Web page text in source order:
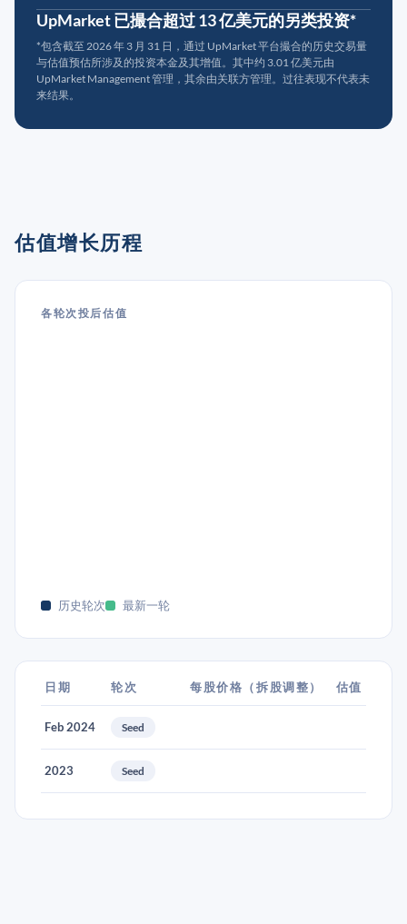
UpMarket 已撮合超过 13 亿美元的另类投资*
*包含截至 2026 年 3 月 31 日，通过 UpMarket 平台撮合的历史交易量
与估值预估所涉及的投资本金及其增值。其中约 3.01 亿美元由
UpMarket Management 管理，其余由关联方管理。过往表现不代表未
来结果。
估值增长历程
各轮次投后估值
历史轮次 最新一轮
日期 轮次 每股价格（拆股调整） 估值
Feb 2024 Seed
2023 Seed